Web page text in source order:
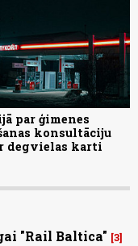
par ģimenes
konsultāciju
degvielas karti
"Rail Baltica" 3